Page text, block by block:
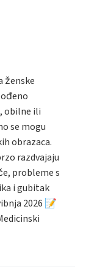
ženske
obilne ili
se mogu
obrazaca.
razdvajaju
probleme s
i gubitak
2026 📝